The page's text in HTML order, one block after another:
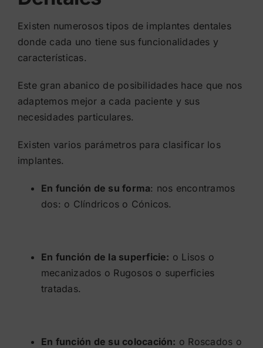
Existen numerosos tipos de implantes dentales
donde cada uno tiene sus funcionalidades y
características.
Este gran abanico de posibilidades hace que nos
adaptemos mejor a cada paciente y sus
necesidades particulares.
Existen varios parámetros para clasificar los
implantes.
En función de su forma: nos encontramos
dos: o Clíndricos o Cónicos.
En función de la superficie: o Lisos o
mecanizados o Rugosos o superficies
tratadas.
En función de su colocación: o Roscados o